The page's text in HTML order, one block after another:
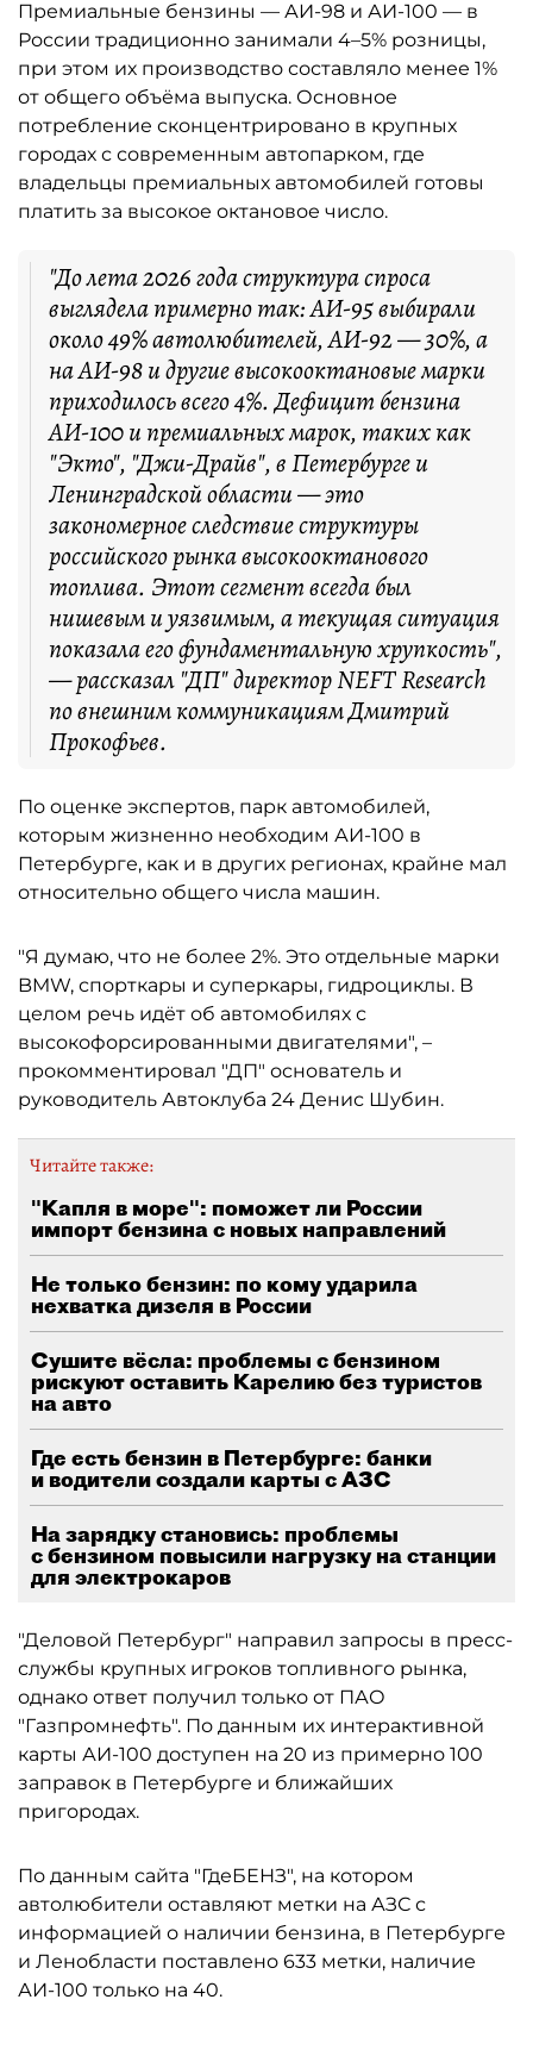
Премиальные бензины — АИ-98 и АИ-100 — в
России традиционно занимали 4–5% розницы,
при этом их производство составляло менее 1%
от общего объёма выпуска. Основное
потребление сконцентрировано в крупных
городах с современным автопарком, где
владельцы премиальных автомобилей готовы
платить за высокое октановое число.
"До лета 2026 года структура спроса
выглядела примерно так: АИ-95 выбирали
около 49% автолюбителей, АИ-92 — 30%, а
на АИ-98 и другие высокооктановые марки
приходилось всего 4%. Дефицит бензина
АИ-100 и премиальных марок, таких как
"Экто", "Джи-Драйв", в Петербурге и
Ленинградской области — это
закономерное следствие структуры
российского рынка высокооктанового
топлива. Этот сегмент всегда был
нишевым и уязвимым, а текущая ситуация
показала его фундаментальную хрупкость",
— рассказал "ДП" директор NEFT Research
по внешним коммуникациям Дмитрий
Прокофьев.
По оценке экспертов, парк автомобилей,
которым жизненно необходим АИ-100 в
Петербурге, как и в других регионах, крайне мал
относительно общего числа машин.
"Я думаю, что не более 2%. Это отдельные марки
BMW, спорткары и суперкары, гидроциклы. В
целом речь идёт об автомобилях с
высокофорсированными двигателями", –
прокомментировал "ДП" основатель и
руководитель Автоклуба 24 Денис Шубин.
Читайте также:
"Капля в море": поможет ли России
импорт бензина с новых направлений
Не только бензин: по кому ударила
нехватка дизеля в России
Сушите вёсла: проблемы с бензином
рискуют оставить Карелию без туристов
на авто
Где есть бензин в Петербурге: банки
и водители создали карты с АЗС
На зарядку становись: проблемы
с бензином повысили нагрузку на станции
для электрокаров
"Деловой Петербург" направил запросы в пресс-
службы крупных игроков топливного рынка,
однако ответ получил только от ПАО
"Газпромнефть". По данным их интерактивной
карты АИ-100 доступен на 20 из примерно 100
заправок в Петербурге и ближайших
пригородах.
По данным сайта "ГдеБЕНЗ", на котором
автолюбители оставляют метки на АЗС с
информацией о наличии бензина, в Петербурге
и Ленобласти поставлено 633 метки, наличие
АИ-100 только на 40.